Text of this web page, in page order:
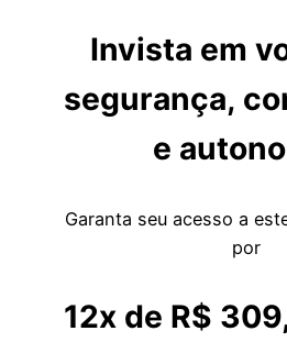
Invista em
segurança,
e
Garanta seu acesso a
por
12x de R$